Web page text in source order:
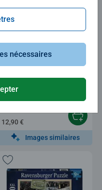
Une aventure fantastique
12,90 €
Images similaires
nécessaires